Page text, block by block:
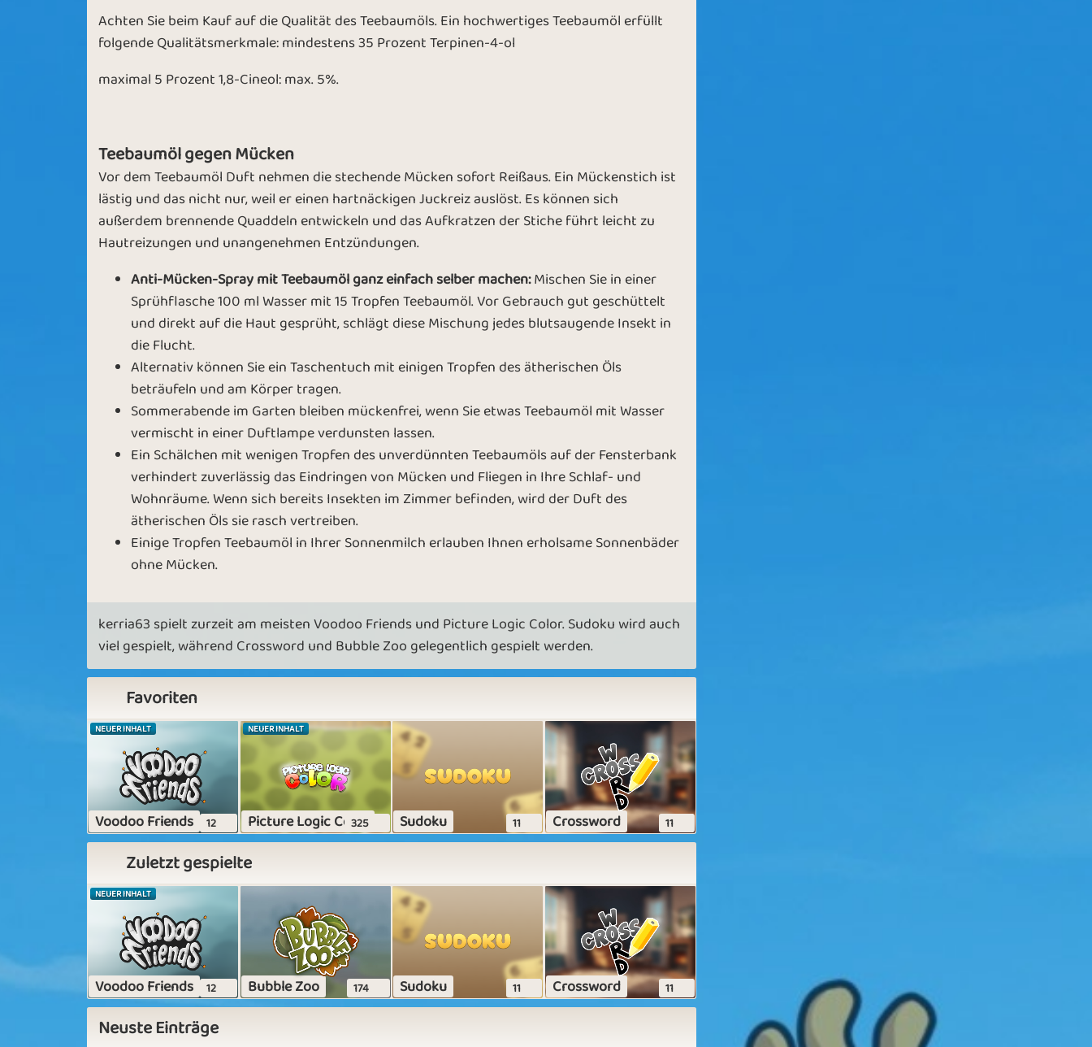
Achten Sie beim Kauf auf die Qualität des Teebaumöls. Ein hochwertiges Teebaumöl erfüllt
folgende Qualitätsmerkmale: mindestens 35 Prozent Terpinen-4-ol
maximal 5 Prozent 1,8-Cineol: max. 5%.
Teebaumöl gegen Mücken
Vor dem Teebaumöl Duft nehmen die stechende Mücken sofort Reißaus. Ein Mückenstich ist
lästig und das nicht nur, weil er einen hartnäckigen Juckreiz auslöst. Es können sich
außerdem brennende Quaddeln entwickeln und das Aufkratzen der Stiche führt leicht zu
Hautreizungen und unangenehmen Entzündungen.
Anti-Mücken-Spray mit Teebaumöl ganz einfach selber machen:Mischen Sie in einer
Sprühflasche 100 ml Wasser mit 15 Tropfen Teebaumöl. Vor Gebrauch gut geschüttelt
und direkt auf die Haut gesprüht, schlägt diese Mischung jedes blutsaugende Insekt in
die Flucht.
Alternativ können Sie ein Taschentuch mit einigen Tropfen des ätherischen Öls
beträufeln und am Körper tragen.
Sommerabende im Garten bleiben mückenfrei, wenn Sie etwas Teebaumöl mit Wasser
vermischt in einer Duftlampe verdunsten lassen.
Ein Schälchen mit wenigen Tropfen des unverdünnten Teebaumöls auf der Fensterbank
verhindert zuverlässig das Eindringen von Mücken und Fliegen in Ihre Schlaf- und
Wohnräume. Wenn sich bereits Insekten im Zimmer befinden, wird der Duft des
ätherischen Öls sie rasch vertreiben.
Einige Tropfen Teebaumöl in Ihrer Sonnenmilch erlauben Ihnen erholsame Sonnenbäder
ohne Mücken.
kerria63 spielt zurzeit am meisten Voodoo Friends und Picture Logic Color. Sudoku wird auch
viel gespielt, während Crossword und Bubble Zoo gelegentlich gespielt werden.
Favoriten
NEUER INHALT
Voodoo Friends 12
NEUER INHALT
Picture Logic Color
325 Sudoku 11 Crossword 11
Zuletzt gespielte
NEUER INHALT
Voodoo Friends 12 Bubble Zoo 174 Sudoku 11 Crossword 11
Neuste Einträge